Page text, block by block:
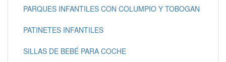
PARQUES INFANTILES CON COLUMPIO Y TOBOGAN
PATINETES INFANTILES
SILLAS DE BEBÉ PARA COCHE